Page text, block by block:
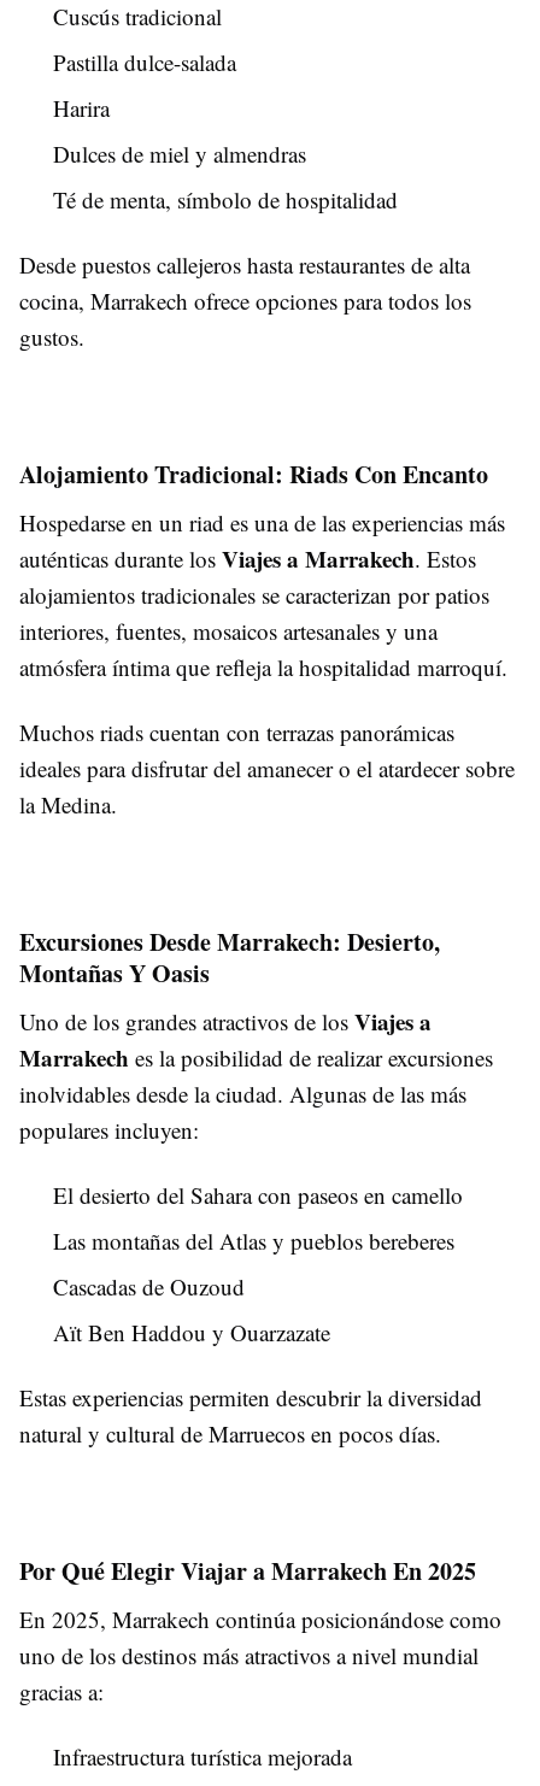
Cuscús tradicional
Pastilla dulce-salada
Harira
Dulces de miel y almendras
Té de menta, símbolo de hospitalidad
Desde puestos callejeros hasta restaurantes de alta
cocina, Marrakech ofrece opciones para todos los
gustos.
Alojamiento Tradicional: Riads Con Encanto
Hospedarse en un riad es una de las experiencias más
auténticas durante los Viajes a Marrakech. Estos
alojamientos tradicionales se caracterizan por patios
interiores, fuentes, mosaicos artesanales y una
atmósfera íntima que refleja la hospitalidad marroquí.
Muchos riads cuentan con terrazas panorámicas
ideales para disfrutar del amanecer o el atardecer sobre
la Medina.
Excursiones Desde Marrakech: Desierto,
Montañas Y Oasis
Uno de los grandes atractivos de los Viajes a
Marrakech es la posibilidad de realizar excursiones
inolvidables desde la ciudad. Algunas de las más
populares incluyen:
El desierto del Sahara con paseos en camello
Las montañas del Atlas y pueblos bereberes
Cascadas de Ouzoud
Aït Ben Haddou y Ouarzazate
Estas experiencias permiten descubrir la diversidad
natural y cultural de Marruecos en pocos días.
Por Qué Elegir Viajar a Marrakech En 2025
En 2025, Marrakech continúa posicionándose como
uno de los destinos más atractivos a nivel mundial
gracias a:
Infraestructura turística mejorada